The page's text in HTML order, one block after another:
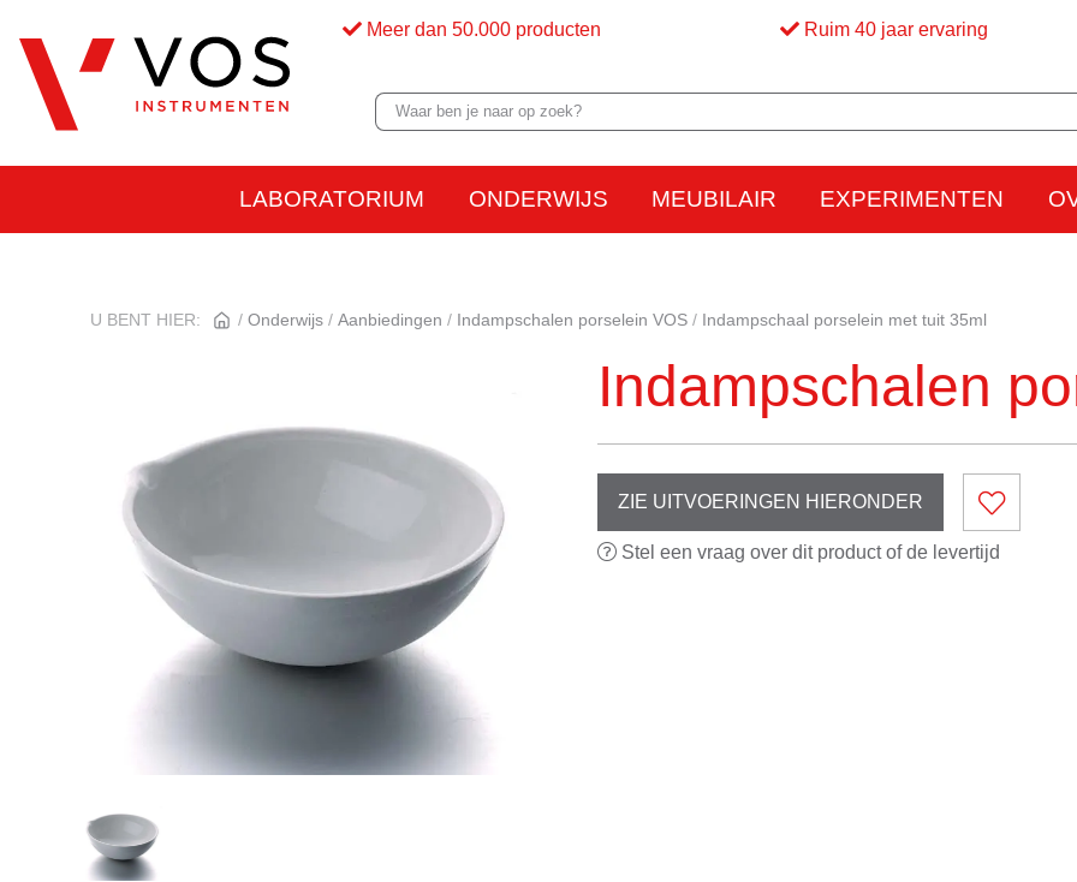
Meer dan 50.000 producten Ruim 40 jaar ervaring
LABORATORIUM ONDERWIJS MEUBILAIR EXPERIMENTEN
U BENT HIER: Onderwijs Aanbiedingen Indampschalen porselein VOS Indampschaal porselein met tuit 35ml
Indampschalen
ZIE UITVOERINGEN HIERONDER
Stel een vraag over dit product of de levertijd